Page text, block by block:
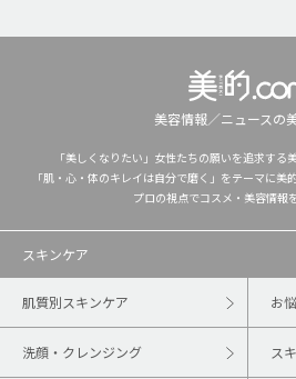
美容情報／ニュースの
「美しくなりたい」女性たちの願いを追求する
「肌・心・体のキレイは自分で磨く」をテーマに
プロの視点でコスメ・美容情報
スキンケア
肌質別スキンケア お
洗顔・クレンジング ス